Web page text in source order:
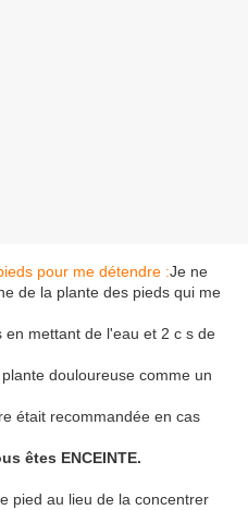
Je ne
de la plante des pieds qui me
mettant de l'eau et 2 c s de
douloureuse comme un
était recommandée en cas
êtes ENCEINTE.
pied au lieu de la concentrer